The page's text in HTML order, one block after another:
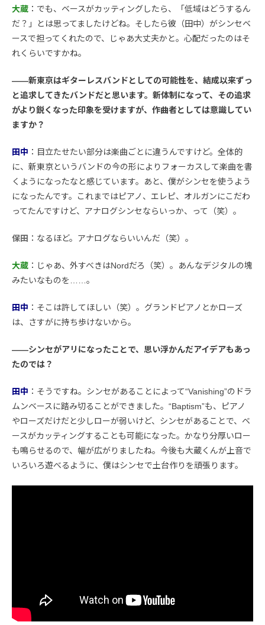
大蔵 ：でも、ベースがカッティングしたら、「低域はどうするん
だ？」とは思ってましたけどね。そしたら彼（田中）がシンセベ
ースで担ってくれたので、じゃあ大丈夫かと。心配だったのはそ
れくらいですかね。
――新東京はギターレスバンドとしての可能性を、結成以来ずっ
と追求してきたバンドだと思います。新体制になって、その追求
がより鋭くなった印象を受けますが、作曲者としては意識してい
ますか？
田中 ：目立たせたい部分は楽曲ごとに違うんですけど。全体的
に、新東京というバンドの今の形によりフォーカスして楽曲を書
くようになったなと感じています。あと、僕がシンセを使うよう
になったんです。これまではピアノ、エレピ、オルガンにこだわ
ってたんですけど、アナログシンセならいっか、って（笑）。
保田 ：なるほど。アナログならいいんだ（笑）。
大蔵 ：じゃあ、外すべきはNordだろ（笑）。あんなデジタルの塊
みたいなものを……。
田中 ：そこは許してほしい（笑）。グランドピアノとかローズ
は、さすがに持ち歩けないから。
――シンセがアリになったことで、思い浮かんだアイデアもあっ
たのでは？
田中 ：そうですね。シンセがあることによって“Vanishing”のドラ
ムンベースに踏み切ることができました。“Baptism”も、ピアノ
やローズだけだと少しローが弱いけど、シンセがあることで、ベ
ースがカッティングすることも可能になった。かなり分厚いロー
も鳴らせるので、幅が広がりましたね。今後も大蔵くんが上音で
いろいろ遊べるように、僕はシンセで土台作りを頑張ります。